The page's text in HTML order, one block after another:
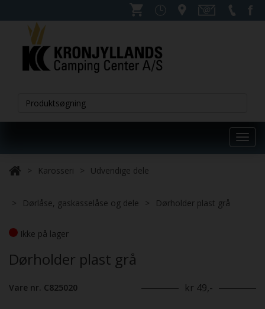
Karosseri Udvendige dele
Dørlåse, gaskasselåse og dele Dørholder plast grå
Ikke på lager
Dørholder plast grå
Vare nr. C825020 kr 49,-